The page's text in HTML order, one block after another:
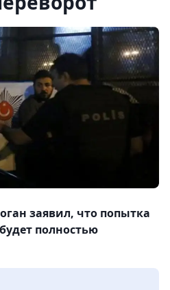
заявил, что попытка
полностью